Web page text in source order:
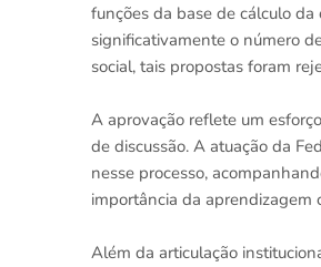
funções da base de cálculo
significativamente o número
social, tais propostas foram
A aprovação reflete um
de discussão. A atuação da
nesse processo,
importância da aprendizagem
Além da articulação